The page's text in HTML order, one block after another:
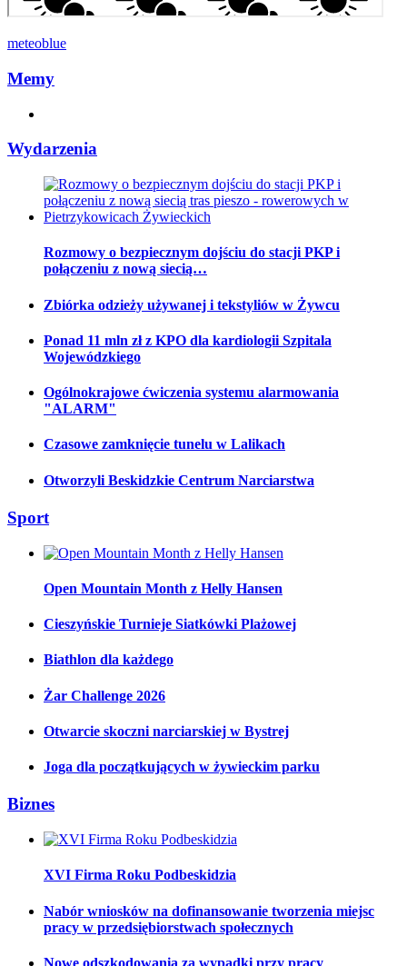
meteoblue
Memy
Wydarzenia
Rozmowy o bezpiecznym dojściu do stacji PKP i
połączeniu z nową siecią…
Zbiórka odzieży używanej i tekstyliów w Żywcu
Ponad 11 mln zł z KPO dla kardiologii Szpitala
Wojewódzkiego
Ogólnokrajowe ćwiczenia systemu alarmowania
"ALARM"
Czasowe zamknięcie tunelu w Lalikach
Otworzyli Beskidzkie Centrum Narciarstwa
Sport
Open Mountain Month z Helly Hansen
Cieszyńskie Turnieje Siatkówki Plażowej
Biathlon dla każdego
Żar Challenge 2026
Otwarcie skoczni narciarskiej w Bystrej
Joga dla początkujących w żywieckim parku
Biznes
XVI Firma Roku Podbeskidzia
Nabór wniosków na dofinansowanie tworzenia miejsc
pracy w przedsiębiorstwach społecznych
Nowe odszkodowania za wypadki przy pracy